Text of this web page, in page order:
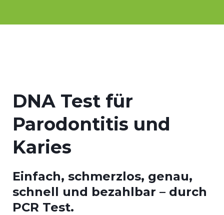
DNA Test für
Parodontitis und
Karies
Einfach, schmerzlos, genau,
schnell und bezahlbar – durch
PCR Test.